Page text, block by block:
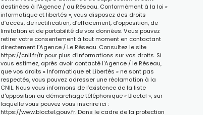
destinées à l'Agence / au Réseau. Conformément à la loi «
informatique et libertés », vous disposez des droits
d’accès, de rectification, d’effacement, d’opposition, de
limitation et de portabilité de vos données. Vous pouvez
retirer votre consentement à tout moment en contactant
directement l’Agence / Le Réseau. Consultez le site
https://cnil.fr/frpour plus d’informations sur vos droits. Si
vous estimez, après avoir contacté l'Agence / le Réseau,
que vos droits « Informatique et Libertés » ne sont pas
respectés, vous pouvez adresser une réclamation à la
CNIL. Nous vous informons de l’existence de la liste
d'opposition au démarchage téléphonique « Bloctel », sur
laquelle vous pouvez vous inscrire ici :
https://www.bloctel.gouv.fr. Dans le cadre de la protection